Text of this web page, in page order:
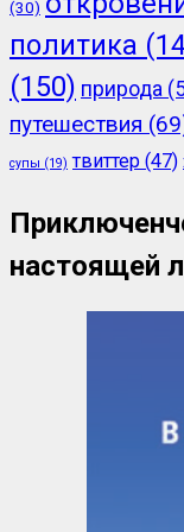
(30)
политика
(150) природа
путешествия
супы (19) твиттер (47)
настоящей